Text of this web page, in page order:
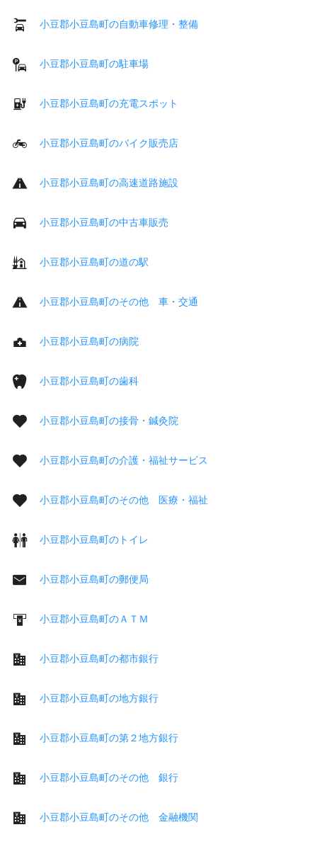
小豆郡小豆島町の自動車修理・整備
小豆郡小豆島町の駐車場
小豆郡小豆島町の充電スポット
小豆郡小豆島町のバイク販売店
小豆郡小豆島町の高速道路施設
小豆郡小豆島町の中古車販売
小豆郡小豆島町の道の駅
小豆郡小豆島町のその他 車・交通
小豆郡小豆島町の病院
小豆郡小豆島町の歯科
小豆郡小豆島町の接骨・鍼灸院
小豆郡小豆島町の介護・福祉サービス
小豆郡小豆島町のその他 医療・福祉
小豆郡小豆島町のトイレ
小豆郡小豆島町の郵便局
小豆郡小豆島町のＡＴＭ
小豆郡小豆島町の都市銀行
小豆郡小豆島町の地方銀行
小豆郡小豆島町の第２地方銀行
小豆郡小豆島町のその他 銀行
小豆郡小豆島町のその他 金融機関